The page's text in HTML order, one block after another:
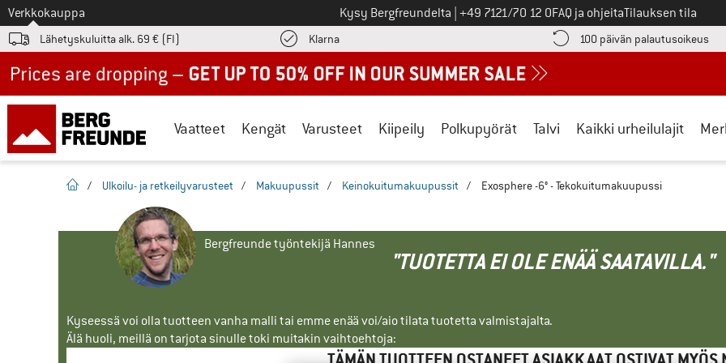
Tästä siirtyäksesi
Verkkokauppa Kysy Bergfreundelta Soita meille
+49 7121/70 12 0FAQ ja ohjeitaTilauksen tila
Lähetyskuluitta alk. 69 € (FI) KlarnaLöydä maksutiedot täältä! Avautuu tietokentässä 100 päivän palautusoikeus
Vaatteet Kengät Varusteet Kiipeily Polkupyörät Talvi Kaikki urheilulajit
Kotisivu
/ Ulkoilu- ja retkeilyvarusteet / Makuupussit / Keinokuitumakuupussit / Exosphere -6° - Tekokuitumakuupussi
Bergfreunde työntekijä Hannes
"TUOTETTA EI OLE ENÄÄ SAATAVILLA."
Kyseessä voi olla tuotteen vanha malli tai emme enää voi/aio tilata tuotetta valmistajalta.
Älä huoli, meillä on tarjota sinulle toki muitakin vaihtoehtoja: